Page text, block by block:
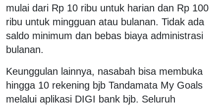
mulai dari Rp 10 ribu untuk harian dan Rp 100
ribu untuk mingguan atau bulanan. Tidak ada
saldo minimum dan bebas biaya administrasi
bulanan.
Keunggulan lainnya, nasabah bisa membuka
hingga 10 rekening bjb Tandamata My Goals
melalui aplikasi DIGI bank bjb. Seluruh